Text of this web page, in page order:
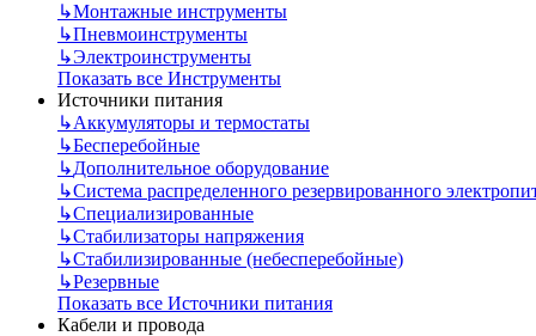
↳Монтажные инструменты
↳Пневмоинструменты
↳Электроинструменты
Показать все Инструменты
Источники питания
↳Аккумуляторы и термостаты
↳Бесперебойные
↳Дополнительное оборудование
↳Система распределенного резервированного
↳Специализированные
↳Стабилизаторы напряжения
↳Стабилизированные (небесперебойные)
↳Резервные
Показать все Источники питания
Кабели и провода